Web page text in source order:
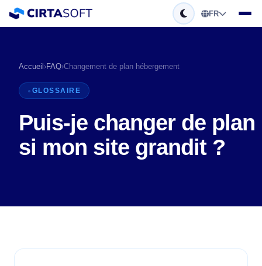
FR
Accueil ›FAQ›Changement de plan hébergement
GLOSSAIRE
Puis-je changer de plan
si mon site grandit ?